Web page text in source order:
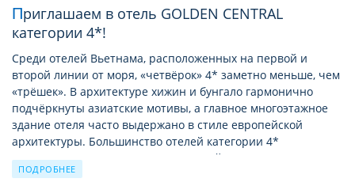
Приглашаем в отель GOLDEN CENTRAL
категории 4*!
Среди отелей Вьетнама, расположенных на первой и
второй линии от моря, «четвёрок» 4* заметно меньше, чем
«трёшек». В архитектуре хижин и бунгало гармонично
подчёркнуты азиатские мотивы, а главное многоэтажное
здание отеля часто выдержано в стиле европейской
архитектуры. Большинство отелей категории 4*
незначительно отличаются от отелей 5 звeзд. Практически
в каждом отеле 4* (за исключением городских) будет
ПОДРОБНЕЕ